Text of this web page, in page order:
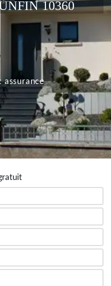
10360
assurance